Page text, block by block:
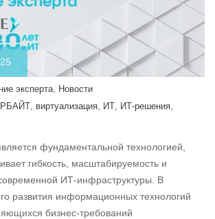
эксперта
Новости
виртуализация ИТ ИТ-решения
фундаментальной технологией,
гибкость, масштабируемость и
ИТ-инфраструктуры. В
развития информационных технологий
бизнес-требований